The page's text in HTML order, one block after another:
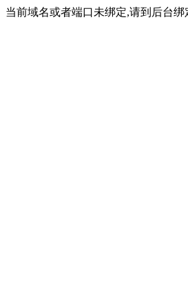
当前域名或者端口未绑定,请到后台